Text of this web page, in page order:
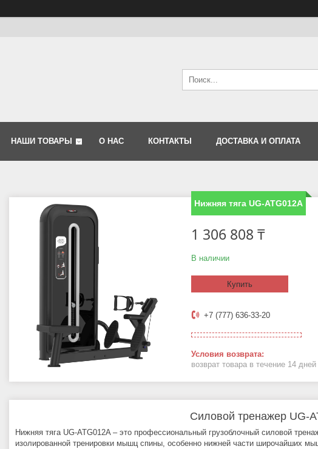
НАШИ ТОВАРЫ О НАС КОНТАКТЫ ДОСТАВКА И ОПЛАТА
Нижняя тяга UG-ATG012A
1 306 808 ₸
В наличии
Купить
+7 (777) 636-33-20
возврат товара в течение 14 дней
Силовой тренажер UG-
Нижняя тяга UG‑ATG012A – это профессиональный грузоблочный силовой
изолированной тренировки мышц спины, особенно нижней части широчайших